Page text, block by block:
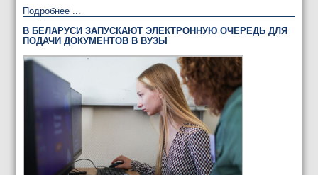
Подробнее ...
В БЕЛАРУСИ ЗАПУСКАЮТ ЭЛЕКТРОННУЮ ОЧЕРЕДЬ ДЛЯ
ПОДАЧИ ДОКУМЕНТОВ В ВУЗЫ